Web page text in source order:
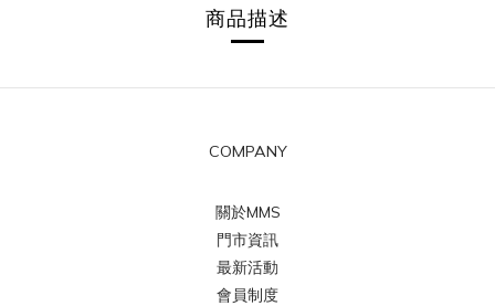
商品描述
COMPANY
關於MMS
門市資訊
最新活動
會員制度